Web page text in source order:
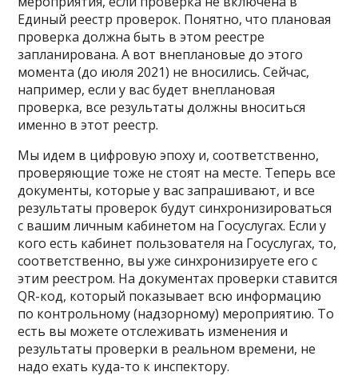
Единый реестр проверок. Понятно, что плановая
проверка должна быть в этом реестре
запланирована. А вот внеплановые до этого
момента (до июля 2021) не вносились. Сейчас,
например, если у вас будет внеплановая
проверка, все результаты должны вноситься
именно в этот реестр.
Мы идем в цифровую эпоху и, соответственно,
проверяющие тоже не стоят на месте. Теперь все
документы, которые у вас запрашивают, и все
результаты проверок будут синхронизироваться
с вашим личным кабинетом на Госуслугах. Если у
кого есть кабинет пользователя на Госуслугах, то,
соответственно, вы уже синхронизируете его с
этим реестром. На документах проверки ставится
QR-код, который показывает всю информацию
по контрольному (надзорному) мероприятию. То
есть вы можете отслеживать изменения и
результаты проверки в реальном времени, не
надо ехать куда-то к инспектору.